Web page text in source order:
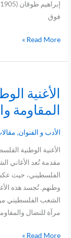
فوق
Read More »
الأغنية
المقاومة
الأدب و الفنوان,
الأغنية الوطنية
مقدمة تُعد الأغاني
الفلسطيني، حيث
وطنهم. تُجسد هذه
الشعب الفلسطيني من
مرآة للنضال
الأغنية
الوطنية
الفلسطينية
:
المقاومة
والحفاظ
على
الهوية
الثقافية
Read More »